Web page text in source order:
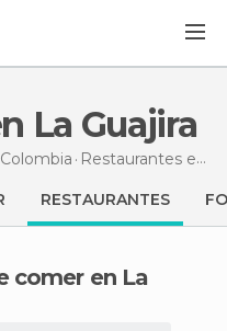
La Guajira
Restaurantes en La Guajira
RESTAURANTES